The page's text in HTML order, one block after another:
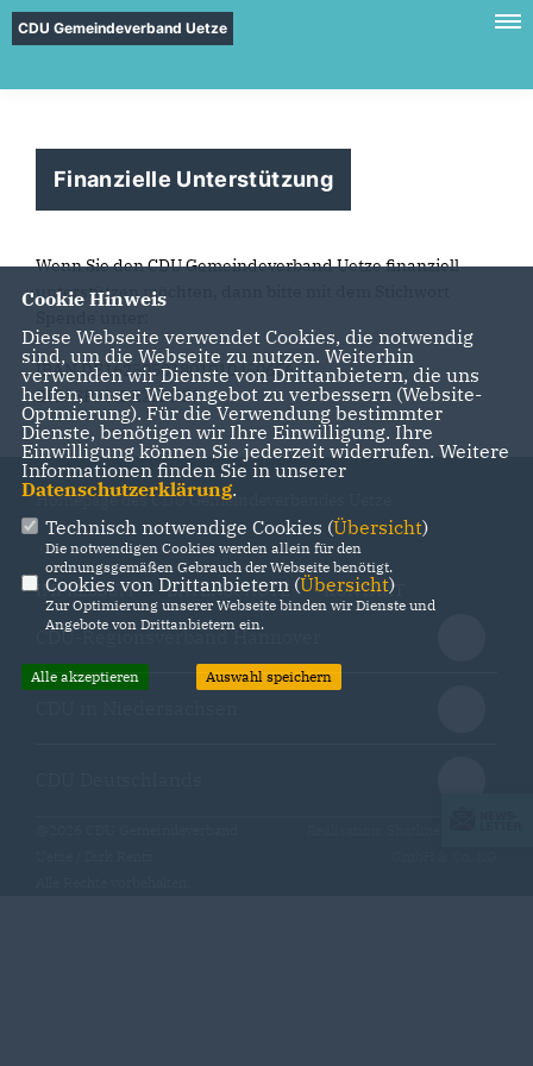
CDU Gemeindeverband Uetze
Finanzielle Unterstützung
Wenn Sie den CDU Gemeindeverband Uetze finanziell
unterstützen möchten, dann bitte mit dem Stichwort
IBAN DE16250501801010450656
BIC SPKHDE2HXXX
Homepage des CDU Gemeindeverbandes Uetze
IMPRESSUM DATENSCHUTZ KONTAKT
CDU-Regionsverband Hannover
Cookie Hinweis
Diese Webseite verwendet Cookies, die notwendig
sind, um die Webseite zu nutzen. Weiterhin
verwenden wir Dienste von Drittanbietern, die uns
helfen, unser Webangebot zu verbessern (Website-
Optmierung). Für die Verwendung bestimmter
Dienste, benötigen wir Ihre Einwilligung. Ihre
Einwilligung können Sie jederzeit widerrufen. Weitere
Informationen finden Sie in unserer
Datenschutzerklärung.
Technisch notwendige Cookies (Übersicht)
Die notwendigen Cookies werden allein für den
ordnungsgemäßen Gebrauch der Webseite benötigt.
Cookies von Drittanbietern (Übersicht)
Zur Optimierung unserer Webseite binden wir Dienste und
Angebote von Drittanbietern ein.
Alle akzeptieren Auswahl speichern